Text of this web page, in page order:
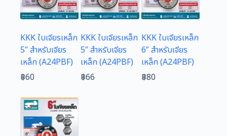
KKK ใบเจียรเหล็ก
5″ สำหรับเจียร
เหล็ก (A24PBF)
฿60
KKK ใบเจียรเหล็ก
5″ สำหรับเจียร
เหล็ก (A24PBF)
฿66
KKK ใบเจียรเหล็ก
6″ สำหรับเจียร
เหล็ก (A24PBF)
฿80